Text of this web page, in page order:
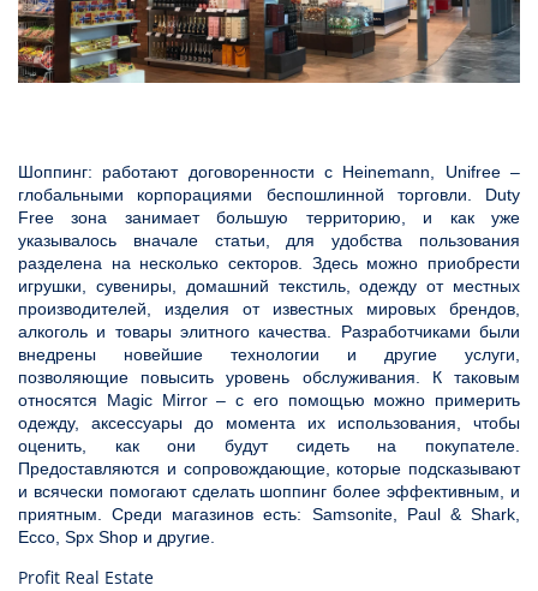
Шоппинг: работают договоренности с Heinemann, Unifree –
глобальными корпорациями беспошлинной торговли. Duty
Free зона занимает большую территорию, и как уже
указывалось вначале статьи, для удобства пользования
разделена на несколько секторов. Здесь можно приобрести
игрушки, сувениры, домашний текстиль, одежду от местных
производителей, изделия от известных мировых брендов,
алкоголь и товары элитного качества. Разработчиками были
внедрены новейшие технологии и другие услуги,
позволяющие повысить уровень обслуживания. К таковым
относятся Magic Mirror – с его помощью можно примерить
одежду, аксессуары до момента их использования, чтобы
оценить, как они будут сидеть на покупателе.
Предоставляются и сопровождающие, которые подсказывают
и всячески помогают сделать шоппинг более эффективным, и
приятным. Среди магазинов есть: Samsonite, Paul & Shark,
Ecco, Spx Shop и другие.
Profit Real Estate